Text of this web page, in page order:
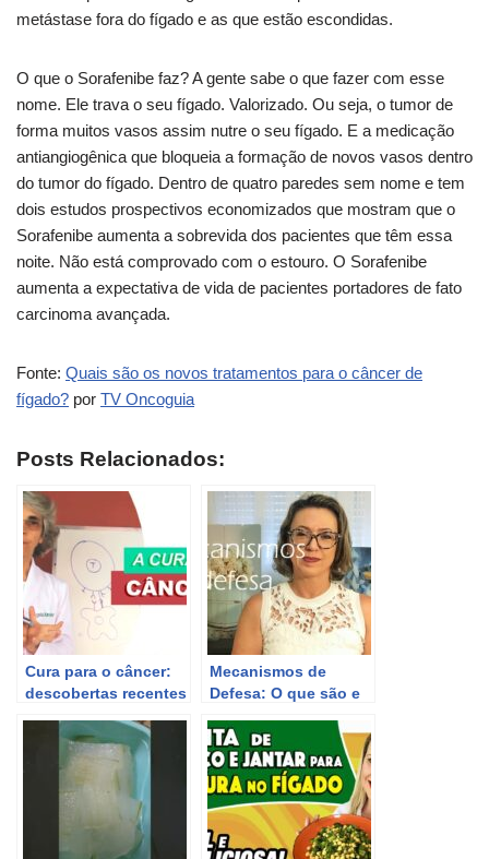
metástase fora do fígado e as que estão escondidas.
O que o Sorafenibe faz? A gente sabe o que fazer com esse
nome. Ele trava o seu fígado. Valorizado. Ou seja, o tumor de
forma muitos vasos assim nutre o seu fígado. E a medicação
antiangiogênica que bloqueia a formação de novos vasos dentro
do tumor do fígado. Dentro de quatro paredes sem nome e tem
dois estudos prospectivos economizados que mostram que o
Sorafenibe aumenta a sobrevida dos pacientes que têm essa
noite. Não está comprovado com o estouro. O Sorafenibe
aumenta a expectativa de vida de pacientes portadores de fato
carcinoma avançada.
Fonte: Quais são os novos tratamentos para o câncer de
fígado? por TV Oncoguia
Posts Relacionados:
Cura para o câncer:
descobertas recentes
promissores.
Mecanismos de
Defesa: O que são e